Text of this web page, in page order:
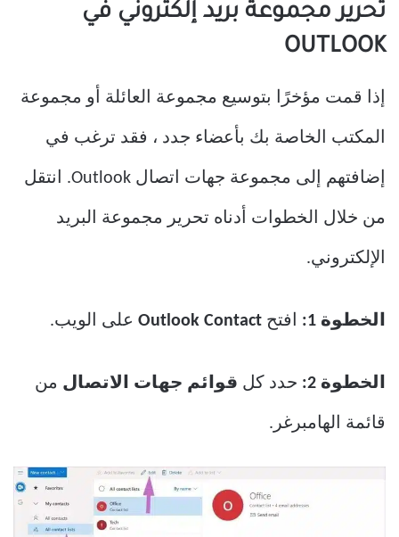
تحرير مجموعة بريد إلكتروني في
OUTLOOK
إذا قمت مؤخرًا بتوسيع مجموعة العائلة أو مجموعة
المكتب الخاصة بك بأعضاء جدد ، فقد ترغب في
إضافتهم إلى مجموعة جهات اتصال Outlook. انتقل
من خلال الخطوات أدناه تحرير مجموعة البريد
الإلكتروني.
الخطوة 1: افتح على الويب.
الخطوة 2: حدد كل قوائم جهات الاتصال من
قائمة الهامبرغر.